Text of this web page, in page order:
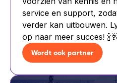
service en support,
verder kan uitbouwen.
op naar meer succes! 🍾🥂
Wordt ook partner